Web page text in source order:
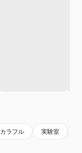
カラフル 実験室